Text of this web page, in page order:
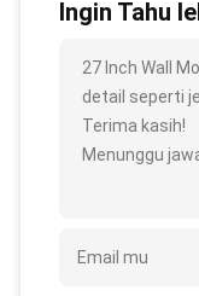
Ingin Tahu
27 Inch Wall
detail seperti
Terima kasih!
Menunggu